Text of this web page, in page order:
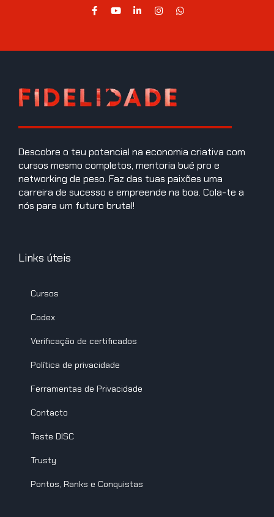
Descobre o teu potencial na economia criativa com
cursos mesmo completos, mentoria bué pro e
networking de peso. Faz das tuas paixões uma
carreira de sucesso e empreende na boa. Cola-te a
nós para um futuro brutal!
Links úteis
Cursos
Codex
Verificação de certificados
Política de privacidade
Ferramentas de Privacidade
Contacto
Teste DISC
Trusty
Pontos, Ranks e Conquistas